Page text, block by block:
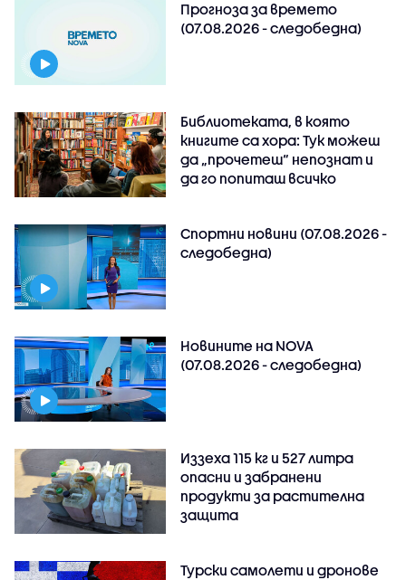
Прогноза за времето
(07.08.2026 - следобедна)
Библиотеката, в която
книгите са хора: Тук можеш
да „прочетеш“ непознат и
да го попиташ всичко
Спортни новини (07.08.2026 -
следобедна)
Новините на NOVA
(07.08.2026 - следобедна)
Иззеха 115 кг и 527 литра
опасни и забранени
продукти за растителна
защита
Турски самолети и дронове